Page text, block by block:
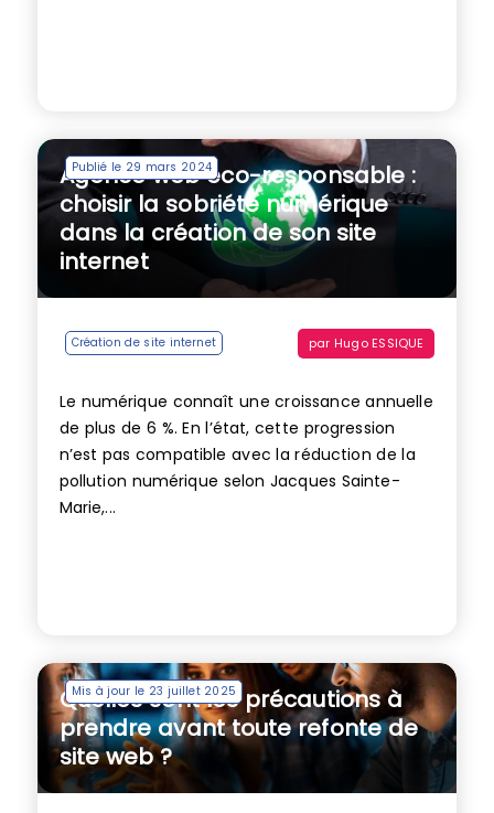
Publié le 29 mars 2024
Agence web éco-responsable :
choisir la sobriété numérique
dans la création de son site
internet
Création de site internet par Hugo ESSIQUE
Le numérique connaît une croissance annuelle
de plus de 6 %. En l’état, cette progression
n’est pas compatible avec la réduction de la
pollution numérique selon Jacques Sainte-
Marie,...
Mis à jour le 23 juillet 2025
Quelles sont les précautions à
prendre avant toute refonte de
site web ?